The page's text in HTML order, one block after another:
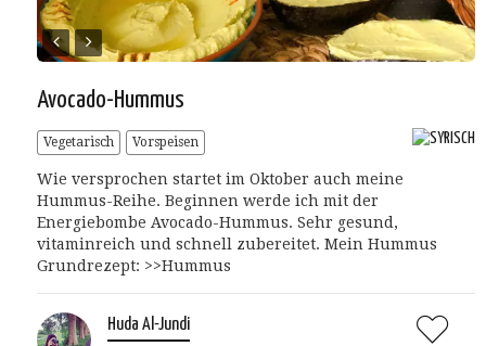
Avocado-Hummus
Vegetarisch Vorspeisen
Wie versprochen startet im Oktober auch meine
Hummus-Reihe. Beginnen werde ich mit der
Energiebombe Avocado-Hummus. Sehr gesund,
vitaminreich und schnell zubereitet. Mein Hummus
Grundrezept: >>Hummus
Huda Al-Jundi